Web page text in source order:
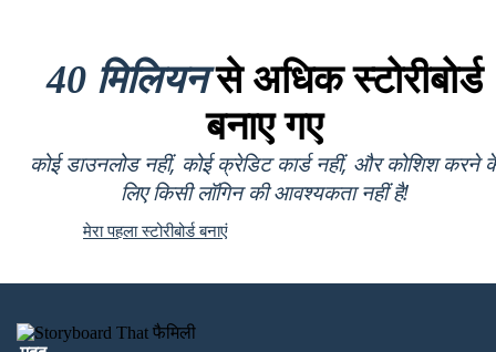
40 मिलियनसे अधिक स्टोरीबोर्ड
बनाए गए
कोई डाउनलोड नहीं, कोई क्रेडिट कार्ड नहीं, और कोशिश करने
लिए किसी लॉगिन की आवश्यकता नहीं है!
मेरा पहला स्टोरीबोर्ड बनाएं